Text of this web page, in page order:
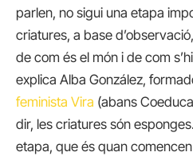
parlen, no sigui una etapa
criatures, a base
de com és el món i de com
explica Alba González,
feminista Vira (abans
dir, les criatures són
etapa, que és quan